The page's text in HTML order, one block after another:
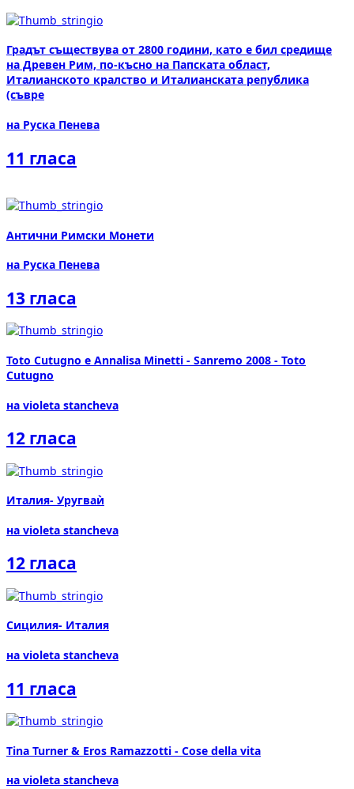
Градът съществува от 2800 години, като е бил средище
на Древен Рим, по-късно на Папската област,
Италианското кралство и Италианската република
(съвре
на Руска Пенева
11 гласа
Антични Римски Монети
на Руска Пенева
13 гласа
Toto Cutugno e Annalisa Minetti - Sanremo 2008 - Toto
Cutugno
на violeta stancheva
12 гласа
Италия- Уругваѝ
на violeta stancheva
12 гласа
Сицилия- Италия
на violeta stancheva
11 гласа
Tina Turner & Eros Ramazzotti - Cose della vita
на violeta stancheva